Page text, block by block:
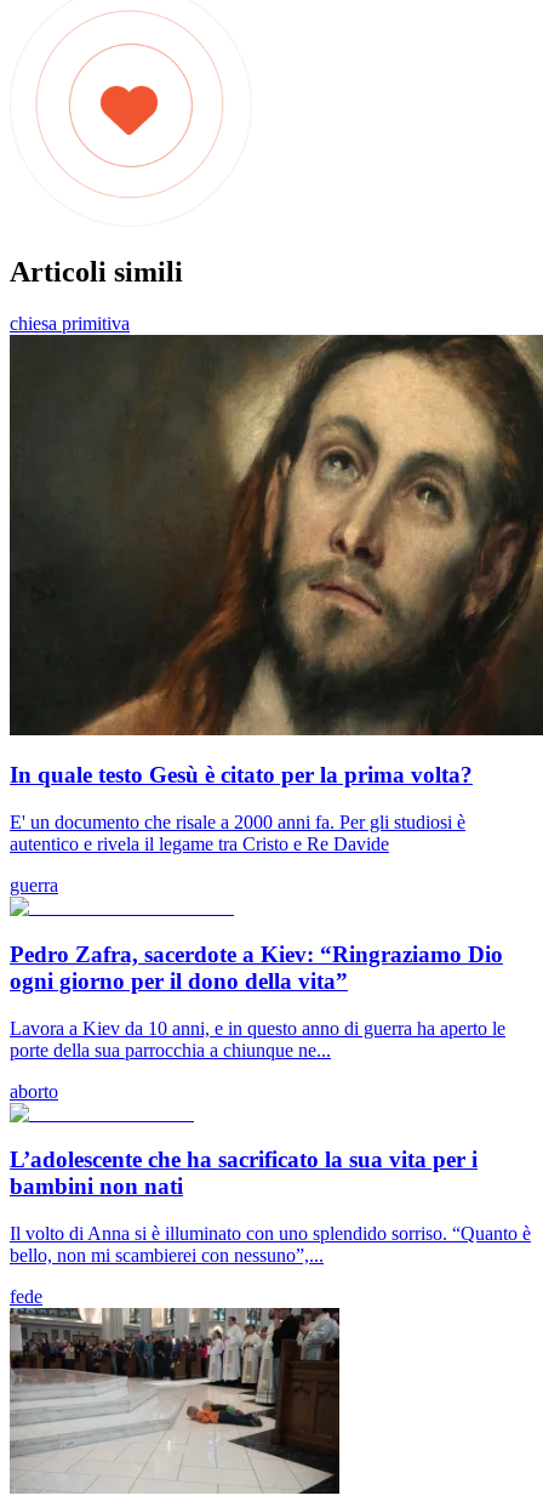
Articoli simili
chiesa primitiva
In quale testo Gesù è citato per la prima volta?
E' un documento che risale a 2000 anni fa. Per gli studiosi è
autentico e rivela il legame tra Cristo e Re Davide
guerra
Pedro Zafra, sacerdote a Kiev: “Ringraziamo Dio
ogni giorno per il dono della vita”
Lavora a Kiev da 10 anni, e in questo anno di guerra ha aperto le
porte della sua parrocchia a chiunque ne...
aborto
L’adolescente che ha sacrificato la sua vita per i
bambini non nati
Il volto di Anna si è illuminato con uno splendido sorriso. “Quanto è
bello, non mi scambierei con nessuno”,...
fede